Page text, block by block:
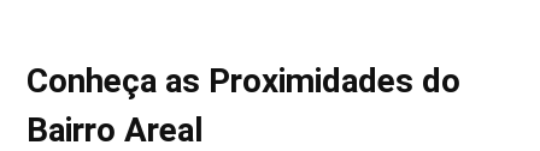
Conheça as Proximidades do
Bairro Areal